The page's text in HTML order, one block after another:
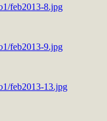
feb2013-8.jpg
feb2013-9.jpg
feb2013-13.jpg